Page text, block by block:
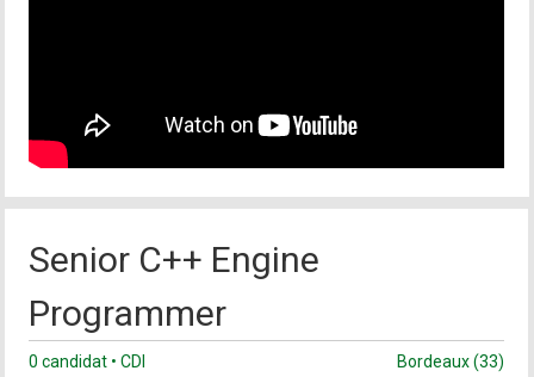
Senior C++ Engine
Programmer
0 candidat • CDI Bordeaux (33)